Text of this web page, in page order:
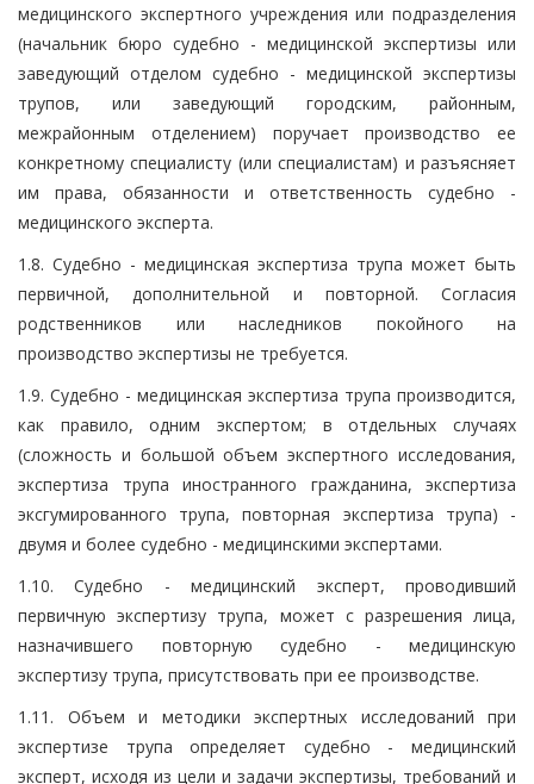
медицинского экспертного учреждения или подразделения
(начальник бюро судебно - медицинской экспертизы или
заведующий отделом судебно - медицинской экспертизы
трупов, или заведующий городским, районным,
межрайонным отделением) поручает производство ее
конкретному специалисту (или специалистам) и разъясняет
им права, обязанности и ответственность судебно -
медицинского эксперта.
1.8. Судебно - медицинская экспертиза трупа может быть
первичной, дополнительной и повторной. Согласия
родственников или наследников покойного на
производство экспертизы не требуется.
1.9. Судебно - медицинская экспертиза трупа производится,
как правило, одним экспертом; в отдельных случаях
(сложность и большой объем экспертного исследования,
экспертиза трупа иностранного гражданина, экспертиза
эксгумированного трупа, повторная экспертиза трупа) -
двумя и более судебно - медицинскими экспертами.
1.10. Судебно - медицинский эксперт, проводивший
первичную экспертизу трупа, может с разрешения лица,
назначившего повторную судебно - медицинскую
экспертизу трупа, присутствовать при ее производстве.
1.11. Объем и методики экспертных исследований при
экспертизе трупа определяет судебно - медицинский
эксперт, исходя из цели и задачи экспертизы, требований и